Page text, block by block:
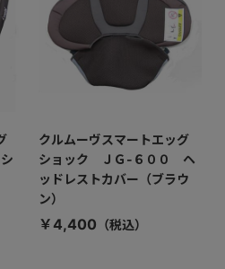
クルムーヴスマートエッグ
ショック ＪＧ-６００ ヘ
ッドレストカバー（ブラウ
ン）
￥4,400